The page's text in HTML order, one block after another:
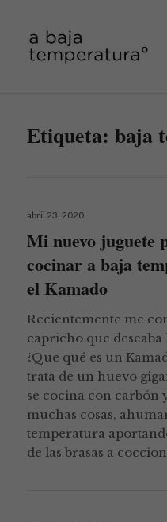
Etiqueta:baja
Publicado
abril 23, 2020
Mi nuevo juguete
cocinar a baja
el Kamado
Recientemente me
capricho que deseaba
¿Que qué es un
trata de un huevo
se cocina con carbón
muchas cosas,
temperatura
de las brasas a